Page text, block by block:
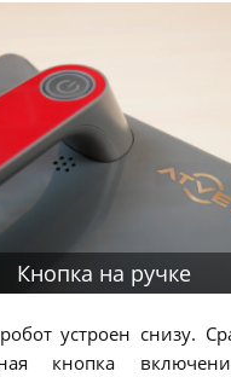
Кнопка на ручке
устроен снизу.
кнопка